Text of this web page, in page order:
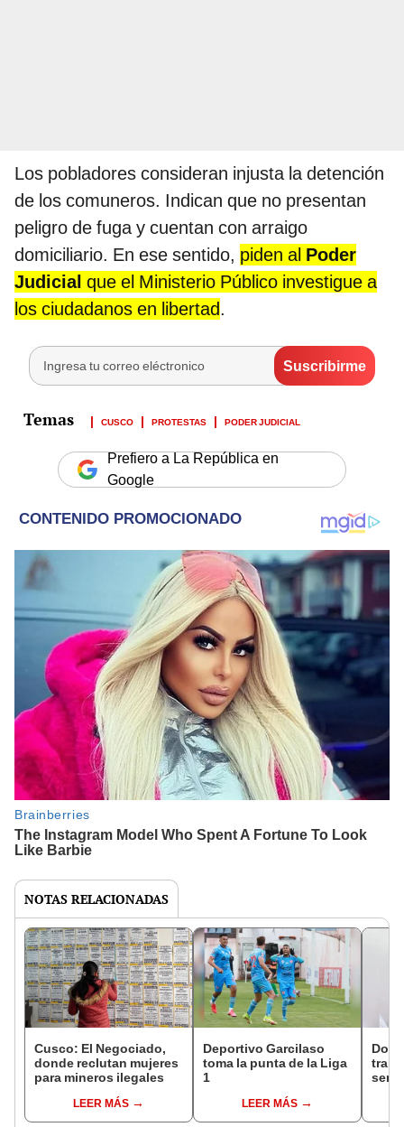
Los pobladores consideran injusta la detención
de los comuneros. Indican que no presentan
peligro de fuga y cuentan con arraigo
domiciliario. En ese sentido, piden al Poder
Judicial que el Ministerio Público investigue a
los ciudadanos en libertad.
CUSCO PROTESTAS PODER JUDICIAL
Prefiero a La República en
Google
NOTAS RELACIONADAS
Cusco: El Negociado,
donde reclutan mujeres
para mineros ilegales
LEER MÁS
Deportivo Garcilaso
toma la punta de la Liga
1
LEER MÁS